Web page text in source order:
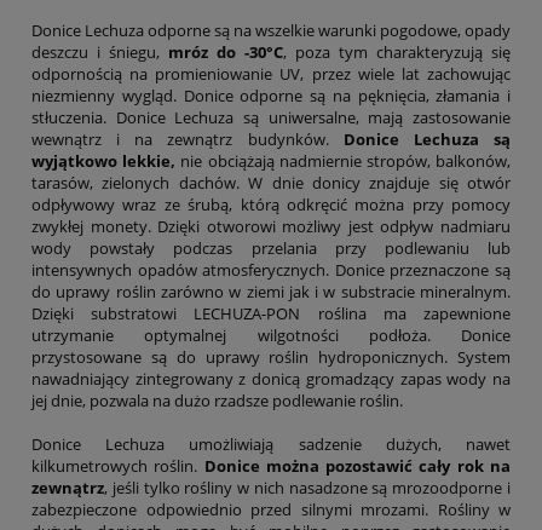
Donice Lechuza odporne są na wszelkie warunki pogodowe, opady
deszczu i śniegu, mróz do -30°C, poza tym charakteryzują się
odpornością na promieniowanie UV, przez wiele lat zachowując
niezmienny wygląd. Donice odporne są na pęknięcia, złamania i
stłuczenia. Donice Lechuza są uniwersalne, mają zastosowanie
wewnątrz i na zewnątrz budynków. Donice Lechuza są
wyjątkowo lekkie, nie obciążają nadmiernie stropów, balkonów,
tarasów, zielonych dachów. W dnie donicy znajduje się otwór
odpływowy wraz ze śrubą, którą odkręcić można przy pomocy
zwykłej monety. Dzięki otworowi możliwy jest odpływ nadmiaru
wody powstały podczas przelania przy podlewaniu lub
intensywnych opadów atmosferycznych. Donice przeznaczone są
do uprawy roślin zarówno w ziemi jak i w substracie mineralnym.
Dzięki substratowi LECHUZA-PON roślina ma zapewnione
utrzymanie optymalnej wilgotności podłoża. Donice
przystosowane są do uprawy roślin hydroponicznych. System
nawadniający zintegrowany z donicą gromadzący zapas wody na
jej dnie, pozwala na dużo rzadsze podlewanie roślin.
Donice Lechuza umożliwiają sadzenie dużych, nawet
kilkumetrowych roślin. Donice można pozostawić cały rok na
zewnątrz, jeśli tylko rośliny w nich nasadzone są mrozoodporne i
zabezpieczone odpowiednio przed silnymi mrozami. Rośliny w